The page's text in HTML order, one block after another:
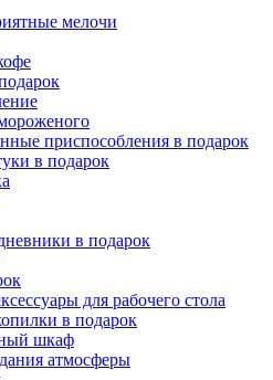
мелочи
приспособления в подарок
в подарок
в подарок
для рабочего стола
в подарок
шкаф
атмосферы